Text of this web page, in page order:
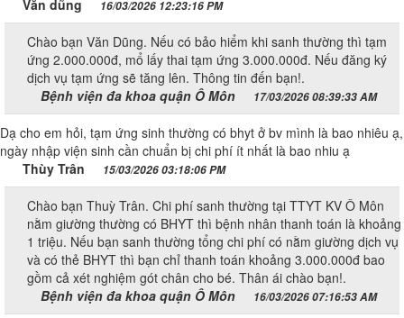
Văn dũng 16/03/2026 12:23:16 PM
Chào bạn Văn Dũng. Nếu có bảo hiểm khi sanh thường thì tạm
ứng 2.000.000đ, mổ lấy thai tạm ứng 3.000.000đ. Nếu đăng ký
dịch vụ tạm ứng sẽ tăng lên. Thông tin đến bạn!.
Bệnh viện đa khoa quận Ô Môn
17/03/2026 08:39:33 AM
Dạ cho em hỏi, tạm ứng sinh thường có bhyt ở bv mình là bao nhiêu ạ,
ngày nhập viện sinh cần chuẩn bị chi phí ít nhất là bao nhiu ạ
Thùy Trân
15/03/2026 03:18:06 PM
Chào bạn Thuỳ Trân. Chi phí sanh thường tại TTYT KV Ô Môn
nằm giường thường có BHYT thì bệnh nhân thanh toán là khoảng
1 triệu. Nếu bạn sanh thường tổng chi phí có nằm giường dịch vụ
và có thẻ BHYT thì bạn chỉ thanh toán khoảng 3.000.000đ bao
gồm cả xét nghiệm gót chân cho bé. Thân ái chào bạn!.
Bệnh viện đa khoa quận Ô Môn
16/03/2026 07:16:53 AM